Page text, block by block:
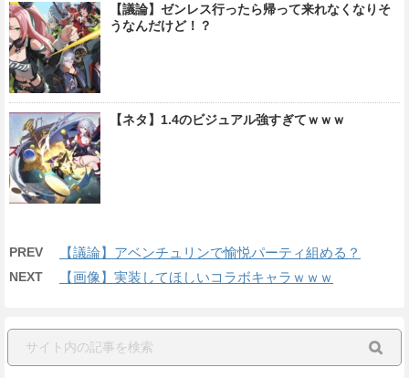
【議論】ゼンレス行ったら帰って来れなくなりそ
うなんだけど！？
【ネタ】1.4のビジュアル強すぎてｗｗｗ
PREV 【議論】アベンチュリンで愉悦パーティ組める？
NEXT 【画像】実装してほしいコラボキャラｗｗｗ